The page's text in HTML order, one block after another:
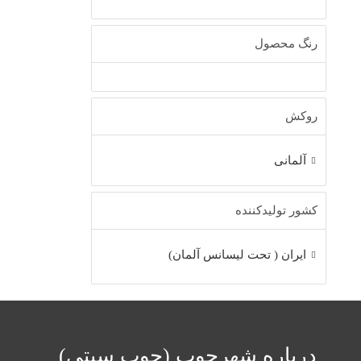
رنگ محصول
روکش
آلمانی
کشور تولیدکننده
ایران ( تحت لیسانس آلمان)
درباره شهرچوب (چوب سیتی)